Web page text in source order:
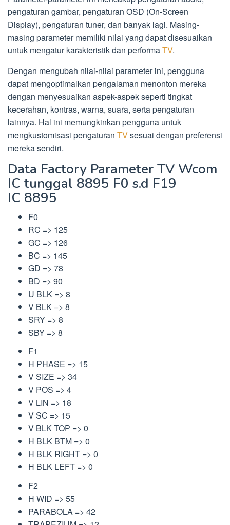
pengaturan gambar, pengaturan OSD (On-Screen
Display), pengaturan tuner, dan banyak lagi. Masing-
masing parameter memiliki nilai yang dapat disesuaikan
untuk mengatur karakteristik dan performaTV.
Dengan mengubah nilai-nilai parameter ini, pengguna
dapat mengoptimalkan pengalaman menonton mereka
dengan menyesuaikan aspek-aspek seperti tingkat
kecerahan, kontras, warna, suara, serta pengaturan
lainnya. Hal ini memungkinkan pengguna untuk
mengkustomisasi pengaturan TVsesuai dengan preferensi
mereka sendiri.
Data Factory Parameter TV Wcom
IC tunggal 8895 F0 s.d F19
IC 8895
F0
RC => 125
GC => 126
BC => 145
GD => 78
BD => 90
U BLK => 8
V BLK => 8
SRY => 8
SBY => 8
F1
H PHASE => 15
V SIZE => 34
V POS => 4
V LIN => 18
V SC => 15
V BLK TOP => 0
H BLK BTM => 0
H BLK RIGHT => 0
H BLK LEFT => 0
F2
H WID => 55
PARABOLA => 42